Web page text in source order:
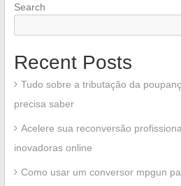
Search
Recent Posts
Tudo sobre a tributação da
precisa saber
Acelere sua reconversão
inovadoras online
Como usar um conversor mpgun